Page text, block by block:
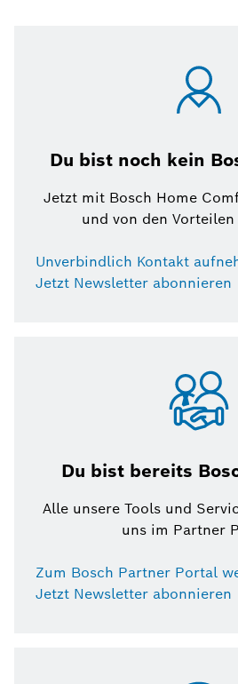
Du bist noch kein
Jetzt mit Bosch Home
und von den
Unverbindlich Kontakt
Jetzt Newsletter abonnieren
Du bist bereits
Alle unsere Tools und
uns im Partner
Zum Bosch Partner Portal
Jetzt Newsletter abonnieren